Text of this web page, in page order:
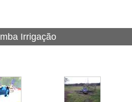
Irrigação